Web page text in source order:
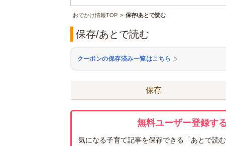
おでかけ情報TOP 保存/あとで読む
保存/あとで読む
クーポンの保存済み一覧はこちら
保存
無料ユーザー登録す
気になる子育て記事を保存できる「あとで読